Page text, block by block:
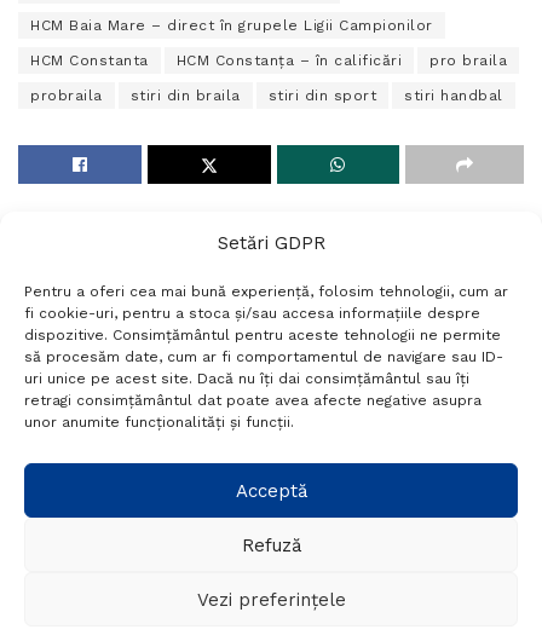
Setări GDPR
Pentru a oferi cea mai bună experiență, folosim tehnologii, cum ar
fi cookie-uri, pentru a stoca și/sau accesa informațiile despre
dispozitive. Consimțământul pentru aceste tehnologii ne permite
să procesăm date, cum ar fi comportamentul de navigare sau ID-
uri unice pe acest site. Dacă nu îți dai consimțământul sau îți
retragi consimțământul dat poate avea afecte negative asupra
unor anumite funcționalități și funcții.
Acceptă
Refuză
Vezi preferințele
HCM Baia Mare – direct în grupele Ligii Campionilor
HCM Constanta HCM Constanţa – în calificări pro braila
probraila stiri din braila stiri din sport stiri handbal
Termeni si conditii
Politică de confidențialitate
Politica cookies
Setări GDPR
+40 788 760 194